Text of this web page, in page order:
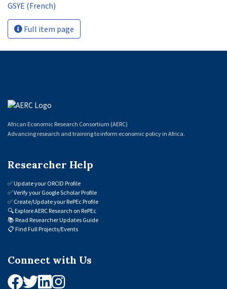
GSYE (French)
Full item page
African Economic Research Consortium (AERC)
Advancing research and training to inform economic policy in Africa.
Researcher Help
✅Update your ORCID Profile
✅Verify your Google Scholar Profile
✅ Create/Update your RePEc Profile
🔍Explore AERC Research on RePEc
📚 Read Researcher Updates Guide
📋 Find Full Projects/Events
Connect with Us